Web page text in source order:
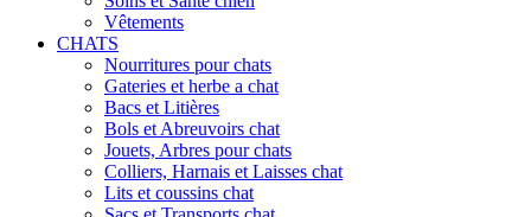
Vêtements
CHATS
Nourritures pour chats
Gateries et herbe a chat
Bacs et Litières
Bols et Abreuvoirs chat
Jouets, Arbres pour chats
Colliers, Harnais et Laisses chat
Lits et coussins chat